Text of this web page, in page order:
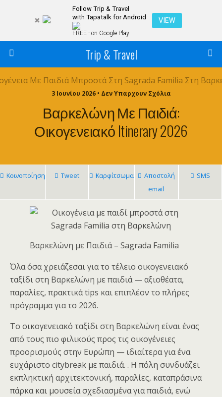
Follow Trip & Travel
with Tapatalk for Android
FREE - on Google Play
VIEW
Trip & Travel
3 Ιουνίου 2026 • Δεν Υπαρχουν Σχόλια
Βαρκελώνη Με Παιδιά:
Οικογενειακό Itinerary 2026
Κοινοποίηση Tweet Καρφίτσωμα
Αποστολή
email
SMS
Βαρκελώνη με Παιδιά – Sagrada Familia
Όλα όσα χρειάζεσαι για το τέλειο οικογενειακό
ταξίδι στη Βαρκελώνη με παιδιά — αξιοθέατα,
παραλίες, πρακτικά tips και επιπλέον το πλήρες
πρόγραμμα για το 2026.
Το οικογενειακό ταξίδι στη Βαρκελώνη είναι ένας
από τους πιο φιλικούς προς τις οικογένειες
προορισμούς στην Ευρώπη — ιδιαίτερα για ένα
ευχάριστο citybreak με παιδιά. . Η πόλη συνδυάζει
εκπληκτική αρχιτεκτονική, παραλίες, καταπράσινα
πάρκα και μουσεία σχεδιασμένα για παιδιά, ενώ